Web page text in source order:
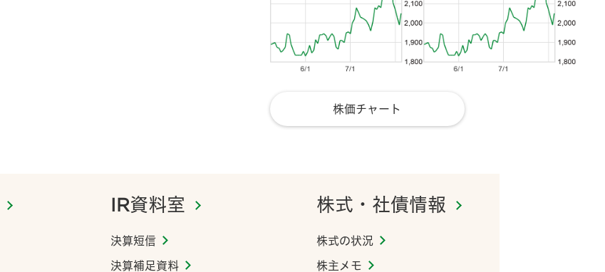
株価チャート
IR資料室
決算短信
決算補足資料
株式・社債情報
株式の状況
株主メモ